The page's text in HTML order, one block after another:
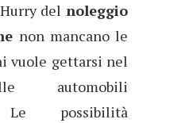
del noleggio
non mancano le
vuole gettarsi nel
automobili
Le possibilità